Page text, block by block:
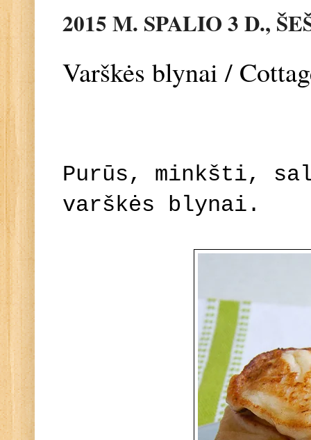
2015 M. SPALIO 3 D.,
Varškės blynai /
Purūs, minkšti,
varškės blynai.